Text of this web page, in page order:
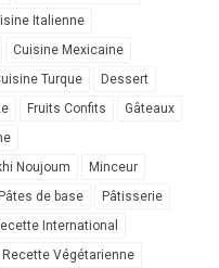
Italienne
Cuisine Mexicaine
Turque
Dessert
Fruits Confits
Gâteaux
Noujoum
Minceur
Pâtes de base
Pâtisserie
International
Recette Végétarienne